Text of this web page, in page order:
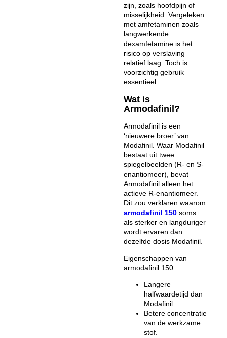
zijn, zoals hoofdpijn of
misselijkheid. Vergeleken
met amfetaminen zoals
langwerkende
dexamfetamine is het
risico op verslaving
relatief laag. Toch is
voorzichtig gebruik
essentieel.
Wat is
Armodafinil?
Armodafinil is een
‘nieuwere broer’ van
Modafinil. Waar Modafinil
bestaat uit twee
spiegelbeelden (R- en S-
enantiomeer), bevat
Armodafinil alleen het
actieve R-enantiomeer.
Dit zou verklaren waarom
armodafinil 150 soms
als sterker en langduriger
wordt ervaren dan
dezelfde dosis Modafinil.
Eigenschappen van
armodafinil 150:
Langere
halfwaardetijd dan
Modafinil.
Betere concentratie
van de werkzame
stof.